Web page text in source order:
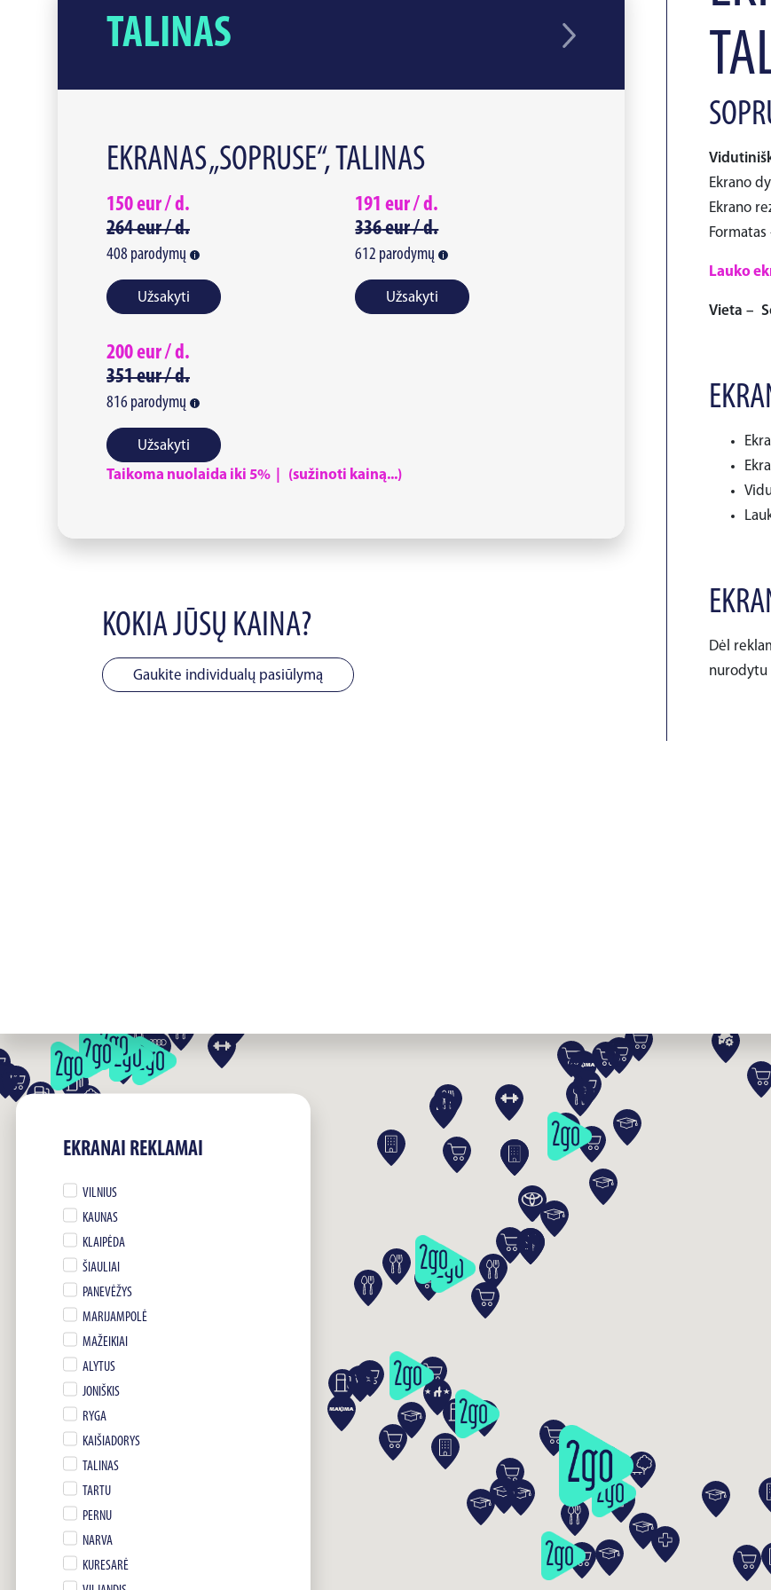
TALINAS
EKRANAS „SOPRUSE“, TALINAS
150eur /d.
264eur /d.
408 parodymų
Užsakyti
191 eur /d.
336eur /d.
612 parodymų
Užsakyti
200eur /d.
351eur /d.
816 parodymų
Užsakyti
Taikoma nuolaida iki 5% | (sužinoti kainą...)
KOKIA JŪSŲ KAINA?
Gaukite individualų pasiūlymą
Ekrano
Ekrano
Lauko
Vieta –
Dėl
nurodytu
EKRANAI REKLAMAI
VILNIUS
KAUNAS
KLAIPĖDA
ŠIAULIAI
PANEVĖŽYS
MARIJAMPOLĖ
MAŽEIKIAI
ALYTUS
JONIŠKIS
RYGA
KAIŠIADORYS
TALINAS
TARTU
PERNU
NARVA
KURESARĖ